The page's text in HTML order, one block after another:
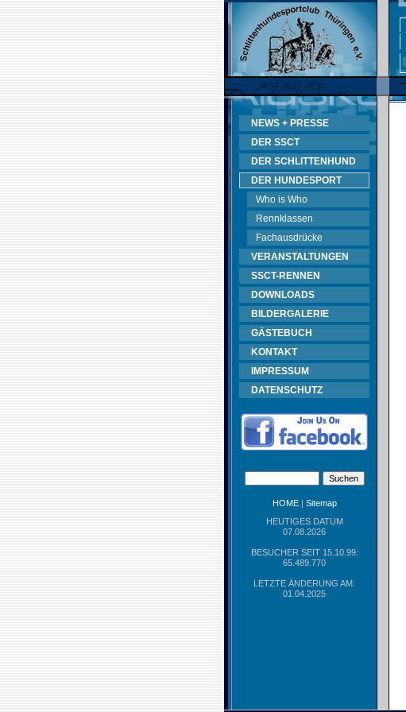
NEWS + PRESSE
DER SSCT
DER SCHLITTENHUND
DER HUNDESPORT
Who is Who
Rennklassen
Fachausdrücke
VERANSTALTUNGEN
SSCT-RENNEN
DOWNLOADS
BILDERGALERIE
GÄSTEBUCH
KONTAKT
IMPRESSUM
DATENSCHUTZ
HOME| Sitemap
HEUTIGES DATUM
07.08.2026
BESUCHER SEIT 15.10.99:
65.489.770
LETZTE ÄNDERUNG AM:
01.04.2025